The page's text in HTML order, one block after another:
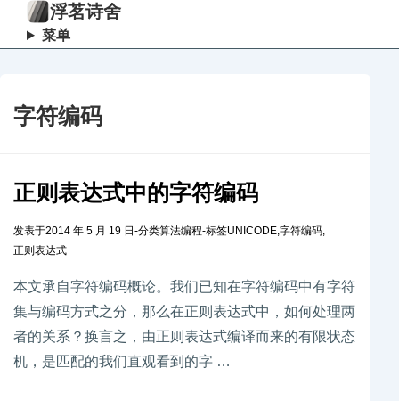
浮茗诗舍
菜单
字符编码
正则表达式中的字符编码
发表于2014 年 5 月 19 日 -分类算法编程-标签UNICODE,字符编码,
正则表达式
本文承自字符编码概论。我们已知在字符编码中有字符
集与编码方式之分，那么在正则表达式中，如何处理两
者的关系？换言之，由正则表达式编译而来的有限状态
机，是匹配的我们直观看到的字 …